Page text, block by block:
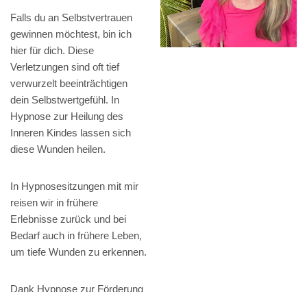
Falls du an Selbstvertrauen
gewinnen möchtest, bin ich
hier für dich. Diese
Verletzungen sind oft tief
verwurzelt beeinträchtigen
dein Selbstwertgefühl. In
Hypnose zur Heilung des
Inneren Kindes lassen sich
diese Wunden heilen.
In Hypnosesitzungen mit mir
reisen wir in frühere
Erlebnisse zurück und bei
Bedarf auch in frühere Leben,
um tiefe Wunden zu erkennen.
Dank Hypnose zur Förderung